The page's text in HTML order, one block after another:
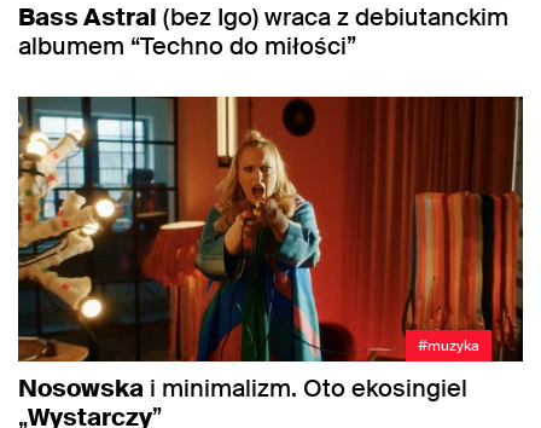
Bass Astral (bez Igo) wraca z debiutanckim
albumem “Techno do miłości”
#muzyka
Nosowska i minimalizm. Oto ekosingiel
„Wystarczy”